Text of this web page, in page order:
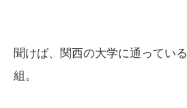
聞けば、関西の大学に通ってい
組。